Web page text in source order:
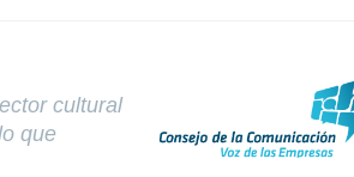
cultural
que